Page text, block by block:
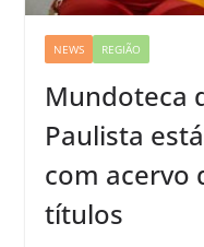
NEWS REGIÃO
Mundoteca
Paulista
com acervo
títulos